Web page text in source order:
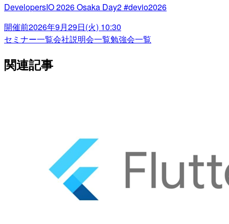
DevelopersIO 2026 Osaka Day2 #devio2026
開催前2026年9月29日(火) 10:30
セミナー一覧会社説明会一覧勉強会一覧
関連記事